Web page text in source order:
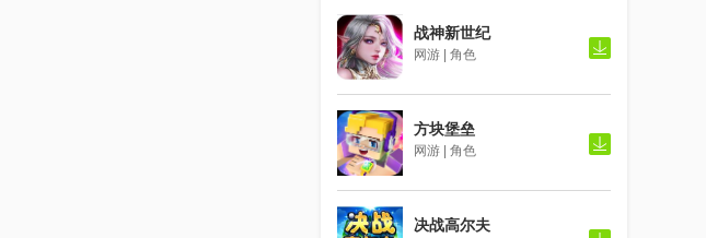
战神新世纪
网游 | 角色
方块堡垒
网游 | 角色
决战高尔夫